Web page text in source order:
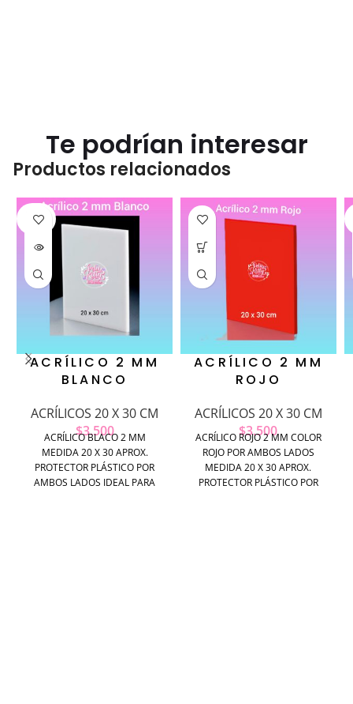
Te podrían interesar
Productos relacionados
SOLD
OUT
ACRÍLICO 2 MM
BLANCO
ACRÍLICOS 20 X 30 CM
$3.500
ACRÍLICO BLACO 2 MM
MEDIDA 20 X 30 APROX.
PROTECTOR PLÁSTICO POR
AMBOS LADOS IDEAL PARA
ACRÍLICO 2 MM
ROJO
ACRÍLICOS 20 X 30 CM
$3.500
ACRÍLICO ROJO 2 MM COLOR
ROJO POR AMBOS LADOS
MEDIDA 20 X 30 APROX.
PROTECTOR PLÁSTICO POR